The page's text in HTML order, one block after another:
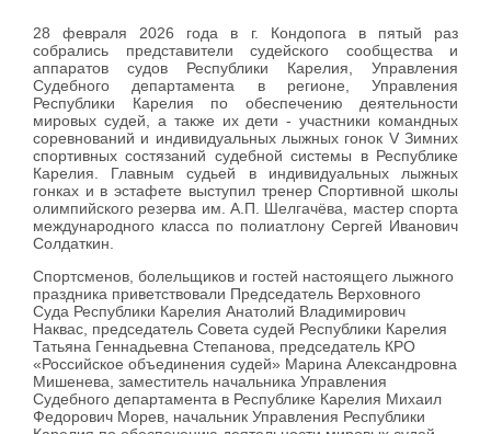
28 февраля 2026 года в г. Кондопога в пятый раз
собрались представители судейского сообщества и
аппаратов судов Республики Карелия, Управления
Судебного департамента в регионе, Управления
Республики Карелия по обеспечению деятельности
мировых судей, а также их дети - участники командных
соревнований и индивидуальных лыжных гонок V Зимних
спортивных состязаний судебной системы в Республике
Карелия. Главным судьей в индивидуальных лыжных
гонках и в эстафете выступил тренер Спортивной школы
олимпийского резерва им. А.П. Шелгачёва, мастер спорта
международного класса по полиатлону Сергей Иванович
Солдаткин.
Спортсменов, болельщиков и гостей настоящего лыжного
праздника приветствовали Председатель Верховного
Суда Республики Карелия Анатолий Владимирович
Наквас, председатель Совета судей Республики Карелия
Татьяна Геннадьевна Степанова, председатель КРО
«Российское объединения судей» Марина Александровна
Мишенева, заместитель начальника Управления
Судебного департамента в Республике Карелия Михаил
Федорович Морев, начальник Управления Республики